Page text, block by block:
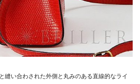
縫い合わされた外側と丸みのある直線的なライ